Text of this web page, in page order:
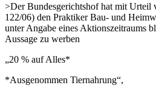
>Der Bundesgerichtshof hat mit Urteil
122/06) den Praktiker Bau- und
unter Angabe eines Aktionszeitraums
Aussage zu werben
„20 % auf Alles*
*Ausgenommen Tiernahrung“,